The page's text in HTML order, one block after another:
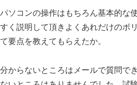
パソコンの操作はもちろん基本的な
すく説明して頂きよくあれだけのボ
て要点を教えてもらえたか。
分からないところはメールで質問で